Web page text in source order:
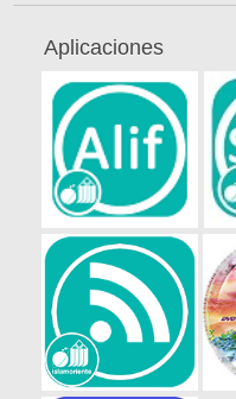
Aplicaciones